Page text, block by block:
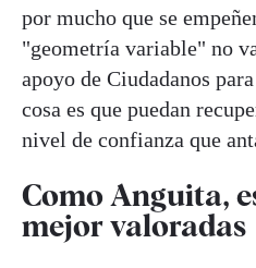
por mucho que se
"geometría variable" no
apoyo de Ciudadanos
cosa es que puedan
nivel de confianza que
Como Anguita,
mejor valoradas